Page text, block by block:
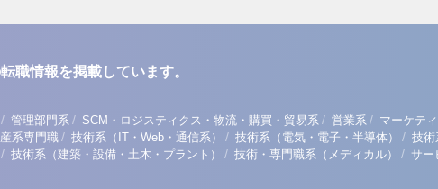
職情報を掲載しています。
/ 管理部門系 / SCM・ロジスティクス・物流・購買・貿易系 / 営業系 / マーケテ
系専門職 / 技術系（IT・Web・通信系） / 技術系（電気・電子・半導体） / 技術
/ 技術系（建築・設備・土木・プラント） / 技術・専門職系（メディカル） / サー